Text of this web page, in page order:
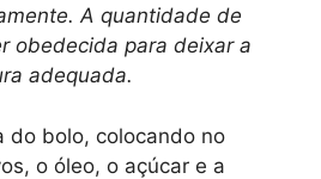
A quantidade de
obedecida para deixar a
adequada.
do bolo, colocando no
o óleo, o açúcar e a